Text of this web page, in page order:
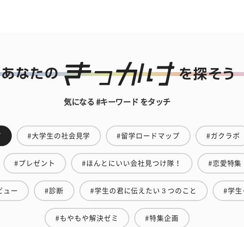
気になる #キーワード をタッチ
#大学生の社会見学 #留学ロードマップ #ガクラボ
#プレゼント #ほんとにいい会社見つけ隊！ #恋愛特集
ュー #診断 #学生の君に伝えたい３つのこと #学生
#もやもや解決ゼミ #特集企画